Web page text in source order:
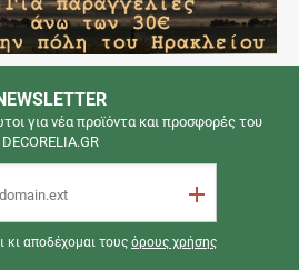
για νέα προϊόντα και προσφορές του
DECORELIA.GR
Εγγραφή
κι αποδέχομαι τους όρους χρήσης